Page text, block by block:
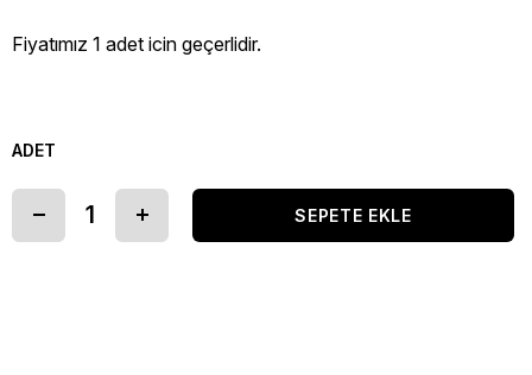
Fiyatımız 1 adet icin geçerlidir.
ADET